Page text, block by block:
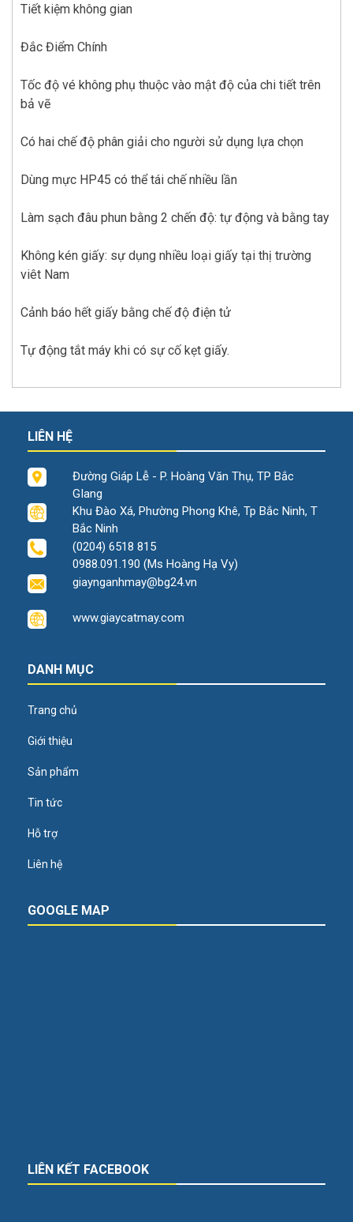
Tiết kiệm không gian
Đắc Điểm Chính
Tốc độ vé không phụ thuộc vào mật độ của chi tiết trên
bả vẽ
Có hai chế độ phân giải cho người sử dụng lựa chọn
Dùng mực HP45 có thể tái chế nhiều lần
Làm sạch đâu phun bằng 2 chến độ: tự động và bằng tay
Không kén giấy: sự dụng nhiều loại giấy tại thị trường
viêt Nam
Cảnh báo hết giấy bằng chế độ điện tử
Tự động tắt máy khi có sự cố kẹt giấy.
LIÊN HỆ
Đường Giáp Lễ - P. Hoàng Văn Thụ, TP Bắc
GIang
Khu Đào Xá, Phường Phong Khê, Tp Bắc Ninh, T
Bắc Ninh
(0204) 6518 815
0988.091.190 (Ms Hoàng Hạ Vy)
giaynganhmay@bg24.vn
www.giaycatmay.com
DANH MỤC
Trang chủ
Giới thiệu
Sản phẩm
Tin tức
Hỗ trợ
Liên hệ
GOOGLE MAP
LIÊN KẾT FACEBOOK